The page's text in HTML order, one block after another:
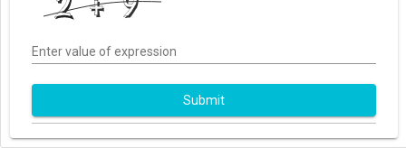
Enter value of expression
Submit